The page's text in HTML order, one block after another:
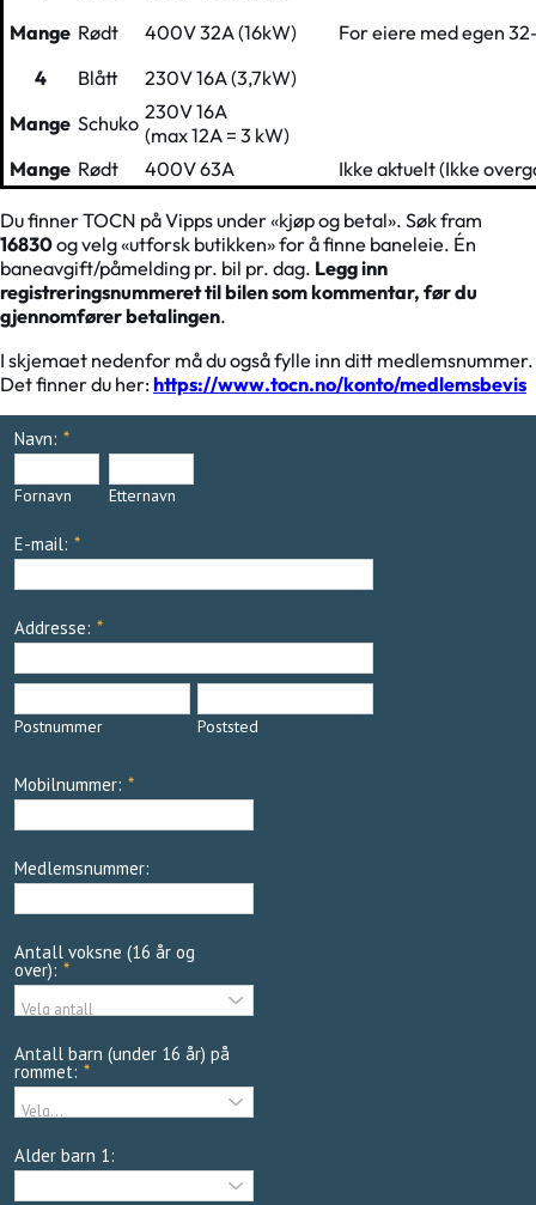
Mange Rødt 400V 32A (16kW)
For eiere med egen
4
Blått
230V 16A (3,7kW)
Mange Schuko 230V 16A
(max 12A = 3 kW)
Mange Rødt 400V 63A Ikke aktuelt (Ikke
Du finner TOCN på Vipps under «kjøp og betal». Søk fram
16830og velg «utforsk butikken» for å finne baneleie. Én
baneavgift/påmelding pr. bil pr. dag. Legg inn
registreringsnummeret til bilen som kommentar, før du
gjennomfører betalingen.
I skjemaet nedenfor må du også fylle inn ditt medlemsnummer.
Det finner du her:https://www.tocn.no/konto/medlemsbevis
Navn: *
Fornavn Etternavn
E-mail: *
Addresse: *
Postnummer Poststed
Mobilnummer: *
Medlemsnummer:
Antall voksne (16 år og
over): *
Antall barn (under 16 år) på
rommet: *
Alder barn 1: